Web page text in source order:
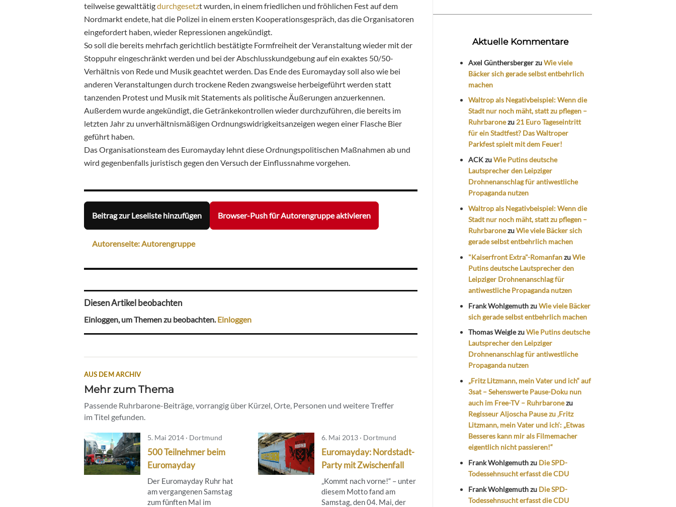
teilweise gewalttätigdurchgesetzt wurden, in einem friedlichen und fröhlichen Fest auf dem
Nordmarkt endete, hat die Polizei in einem ersten Kooperationsgespräch, das die Organisatoren
eingefordert haben, wieder Repressionen angekündigt.
So soll die bereits mehrfach gerichtlich bestätigte Formfreiheit der Veranstaltung wieder mit der
Stoppuhr eingeschränkt werden und bei der Abschlusskundgebung auf ein exaktes 50/50-
Verhältnis von Rede und Musik geachtet werden. Das Ende des Euromayday soll also wie bei
anderen Veranstaltungen durch trockene Reden zwangsweise herbeigeführt werden statt
tanzenden Protest und Musik mit Statements als politische Äußerungen anzuerkennen.
Außerdem wurde angekündigt, die Getränkekontrollen wieder durchzuführen, die bereits im
letzten Jahr zu unverhältnismäßigen Ordnungswidrigkeitsanzeigen wegen einer Flasche Bier
geführt haben.
Das Organisationsteam des Euromayday lehnt diese Ordnungspolitischen Maßnahmen ab und
wird gegenbenfalls juristisch gegen den Versuch der Einflussnahme vorgehen.
Beitrag zur Leseliste hinzufügen Browser-Push für Autorengruppe aktivieren
Autorenseite: Autorengruppe
Diesen Artikel beobachten
Einloggen, um Themen zu beobachten.Einloggen
AUS DEM ARCHIV
Mehr zum Thema
Passende Ruhrbarone-Beiträge, vorrangig über Kürzel, Orte, Personen und weitere Treffer
im Titel gefunden.
5. Mai 2014 · Dortmund
500 Teilnehmer beim
Euromayday
Der Euromayday Ruhr hat
am vergangenen Samstag
zum fünften Mal im
6. Mai 2013 · Dortmund
Euromayday: Nordstadt-
Party mit Zwischenfall
„Kommt nach vorne!“ – unter
diesem Motto fand am
Samstag, den 04. Mai, der
Aktuelle Kommentare
Axel GünthersbergerzuWie viele
Bäcker sich gerade selbst entbehrlich
machen
Waltrop als Negativbeispiel: Wenn die
Stadt nur noch mäht, statt zu pflegen –
Ruhrbaronezu 21 Euro Tageseintritt
für ein Stadtfest? Das Waltroper
Parkfest spielt mit dem Feuer!
ACKzuWie Putins deutsche
Lautsprecher den Leipziger
Drohnenanschlag für antiwestliche
Propaganda nutzen
Waltrop als Negativbeispiel: Wenn die
Stadt nur noch mäht, statt zu pflegen –
RuhrbaronezuWie viele Bäcker sich
gerade selbst entbehrlich machen
"Kaiserfront Extra"-RomanfanzuWie
Putins deutsche Lautsprecher den
Leipziger Drohnenanschlag für
antiwestliche Propaganda nutzen
Frank WohlgemuthzuWie viele Bäcker
sich gerade selbst entbehrlich machen
Thomas WeiglezuWie Putins deutsche
Lautsprecher den Leipziger
Drohnenanschlag für antiwestliche
Propaganda nutzen
„Fritz Litzmann, mein Vater und ich“ auf
3sat – Sehenswerte Pause-Doku nun
auch im Free-TV – Ruhrbaronezu
Regisseur Aljoscha Pause zu ‚Fritz
Litzmann, mein Vater und ich‘: „Etwas
Besseres kann mir als Filmemacher
eigentlich nicht passieren!“
Frank Wohlgemuthzu Die SPD-
Todessehnsucht erfasst die CDU
Frank Wohlgemuthzu Die SPD-
Todessehnsucht erfasst die CDU